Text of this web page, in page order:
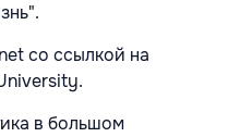
со ссылкой на
в большом